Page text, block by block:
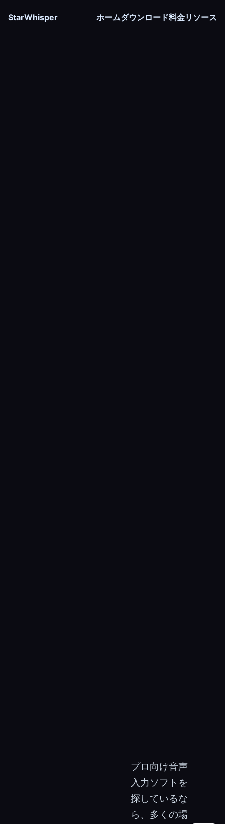
StarWhisper ホームダウンロード料金リソース
プロ向け音声
入力ソフトを
探しているな
ら、多くの場